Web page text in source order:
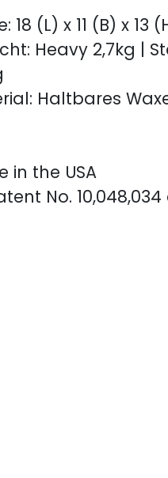
18 (L) x 11 (B) x 13
Heavy 2,7kg |
Haltbares
in the USA
No.